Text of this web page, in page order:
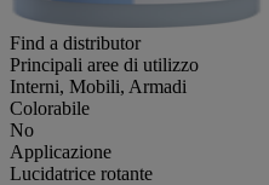
Find a distributor
Principali aree di utilizzo
Interni, Mobili, Armadi
Colorabile
No
Applicazione
Lucidatrice rotante